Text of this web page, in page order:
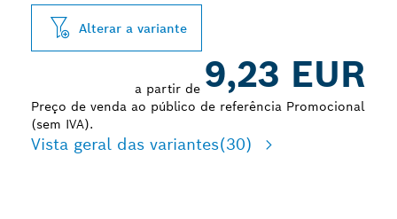
Alterar a variante
a partir de 9,23 EUR
Preço de venda ao público de referência Promocional
(sem IVA).
Vista geral das variantes(30)